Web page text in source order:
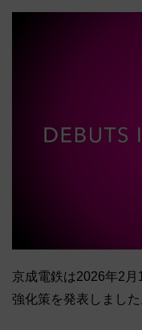
京成電鉄は2026年2
強化策を発表しました